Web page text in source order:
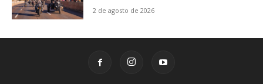
2 de agosto de 2026